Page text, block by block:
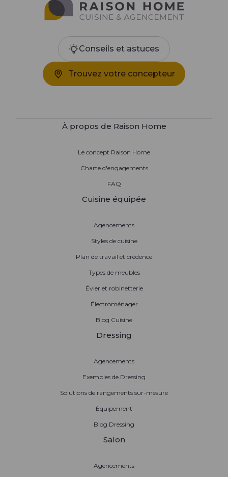
Conseils et astuces
Trouvez votre concepteur
À propos de Raison Home
Le concept Raison Home
Charte d'engagements
FAQ
Cuisine équipée
Agencements
Styles de cuisine
Plan de travail et crédence
Types de meubles
Évier et robinetterie
Électroménager
Blog Cuisine
Dressing
Agencements
Exemples de Dressing
Solutions de rangements sur-mesure
Équipement
Blog Dressing
Salon
Agencements